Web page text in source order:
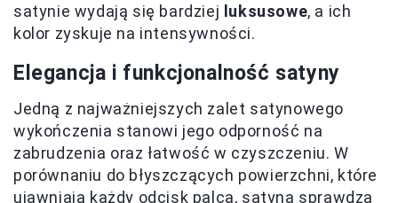
satynie wydają się bardziej luksusowe, a ich
kolor zyskuje na intensywności.
Elegancja i funkcjonalność satyny
Jedną z najważniejszych zalet satynowego
wykończenia stanowi jego odporność na
zabrudzenia oraz łatwość w czyszczeniu. W
porównaniu do błyszczących powierzchni, które
ujawniają każdy odcisk palca, satyna sprawdza